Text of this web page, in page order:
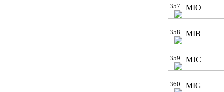
357 MIO
358 MIB
359 MJC
360 MIG